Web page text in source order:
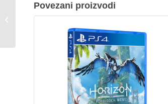
Povezani proizvodi
EA SPORTS FC 25